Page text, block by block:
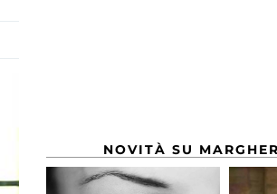
NOVITÀ SU